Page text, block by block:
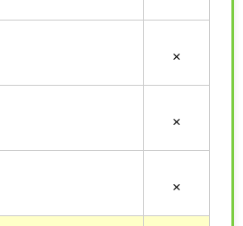
×
×
×